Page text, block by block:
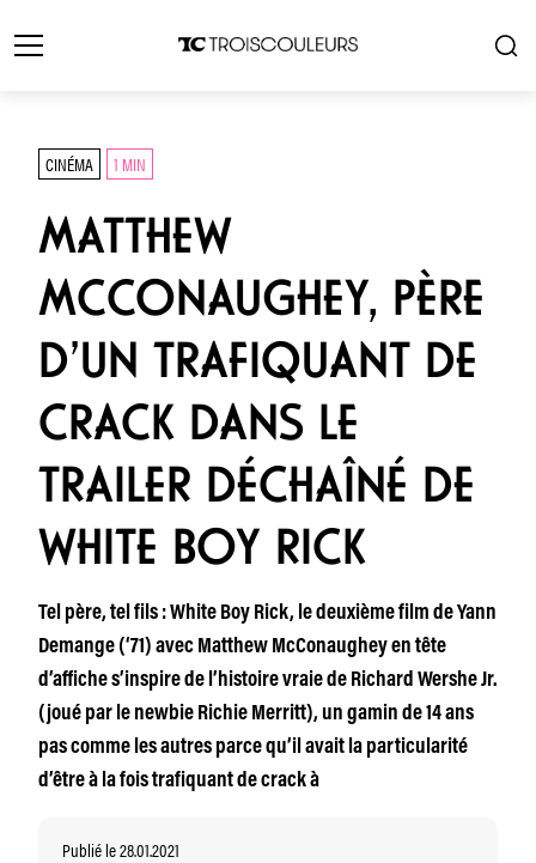
CINÉMA 1 MIN
MATTHEW
MCCONAUGHEY, PÈRE
D’UN TRAFIQUANT DE
CRACK DANS LE
TRAILER DÉCHAÎNÉ DE
WHITE BOY RICK
Tel père, tel fils : White Boy Rick, le deuxième film de Yann
Demange (‘71) avec Matthew McConaughey en tête
d’affiche s’inspire de l’histoire vraie de Richard Wershe Jr.
(joué par le newbie Richie Merritt), un gamin de 14 ans
pas comme les autres parce qu’il avait la particularité
d’être à la fois trafiquant de crack à
Publié le 28.01.2021